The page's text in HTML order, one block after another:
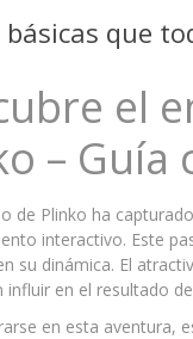
básicas que
el
–
de Plinko ha
interactivo. Este
su dinámica. El
influir en el resultado
en esta aventura,